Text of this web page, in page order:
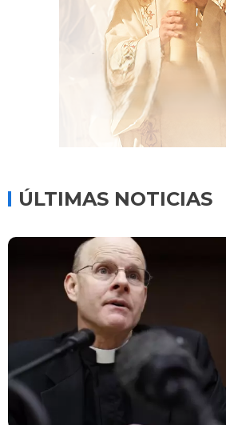
ÚLTIMAS NOTICIAS